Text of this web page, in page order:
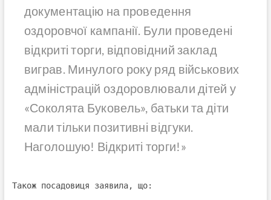
документацію на проведення
оздоровчої кампанії. Були проведені
відкриті торги, відповідний заклад
виграв. Минулого року ряд військових
адміністрацій оздоровлювали дітей у
«Соколята Буковель», батьки та діти
мали тільки позитивні відгуки.
Наголошую! Відкриті торги!»
Також посадовиця заявила, що: